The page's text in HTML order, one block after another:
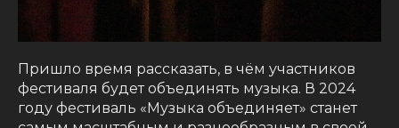
Пришло время рассказать, в чём участников
фестиваля будет объединять музыка. В 2024
году фестиваль «Музыка объединяет» станет